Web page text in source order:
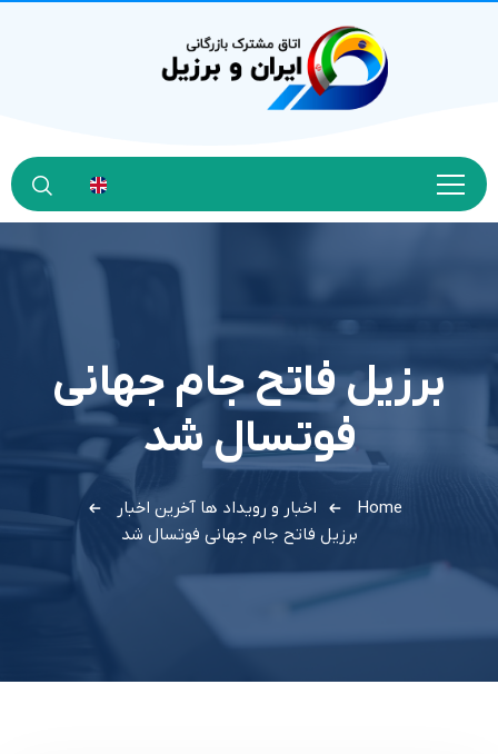
برزیل فاتح جام جهانی
فوتسال شد
Home اخبار و رویداد ها آخرین اخبار
برزیل فاتح جام جهانی فوتسال شد